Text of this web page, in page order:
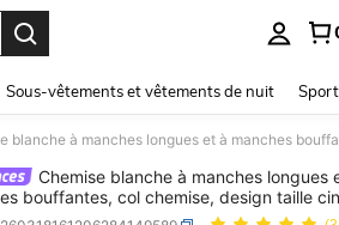
Sous-vêtements et vêtements de nuit
Chemise blanche à manches longues
bouffantes, col chemise, design taille
pour un port décontracté,